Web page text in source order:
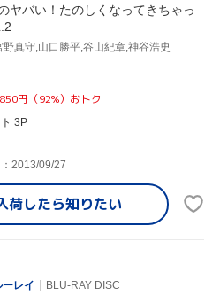
ヤバい！たのしくなってきちゃっ
野真守,山口勝平,谷山紀章,神谷浩史
円（92%）おトク
3P
2013/09/27
荷したら知りたい
レイ
BLU-RAY DISC